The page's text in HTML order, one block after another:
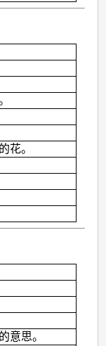
花。
意思。